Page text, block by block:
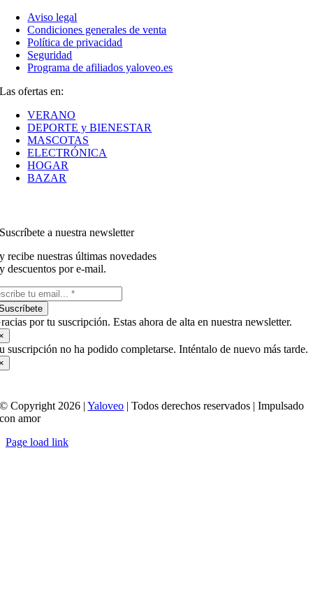
Aviso legal
Condiciones generales de venta
Política de privacidad
Seguridad
Programa de afiliados yaloveo.es
Las ofertas en:
VERANO
DEPORTE y BIENESTAR
MASCOTAS
ELECTRÓNICA
HOGAR
BAZAR
Suscríbete a nuestra newsletter
y recibe nuestras últimas novedades
y descuentos por e-mail.
por tu suscripción. Estas ahora de alta en nuestra newsletter.
suscripción no ha podido completarse. Inténtalo de nuevo más tarde.
© Copyright 2026 |Yaloveo | Todos derechos reservados | Impulsado
con amor
Page load link